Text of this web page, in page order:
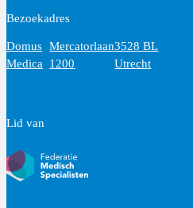
Bezoekadres
Domus
Medica
Mercatorlaan
1200
3528 BL
Utrecht
Lid van